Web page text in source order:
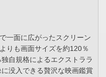
一面に広がったスクリーン
りも画面サイズを約120％
自規格によるエクストララ
没入できる贅沢な映画鑑賞